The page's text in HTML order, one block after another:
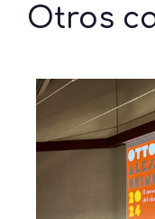
Otros